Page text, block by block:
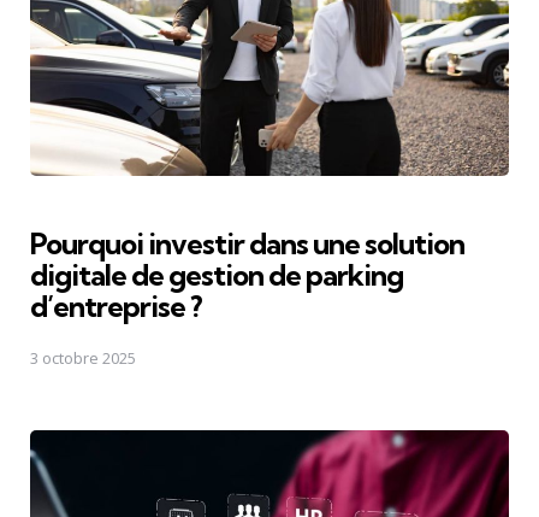
Pourquoi investir dans une solution
digitale de gestion de parking
d’entreprise ?
3 octobre 2025